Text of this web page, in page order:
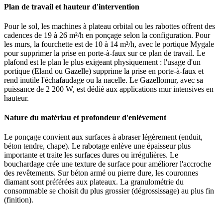
Plan de travail et hauteur d'intervention
Pour le sol, les machines à plateau orbital ou les rabottes offrent des
cadences de 19 à 26 m²/h en ponçage selon la configuration. Pour
les murs, la fourchette est de 10 à 14 m²/h, avec le portique Mygale
pour supprimer la prise en porte-à-faux sur ce plan de travail. Le
plafond est le plan le plus exigeant physiquement : l'usage d'un
portique (Eland ou Gazelle) supprime la prise en porte-à-faux et
rend inutile l'échafaudage ou la nacelle. Le Gazellomur, avec sa
puissance de 2 200 W, est dédié aux applications mur intensives en
hauteur.
Nature du matériau et profondeur d'enlèvement
Le ponçage convient aux surfaces à abraser légèrement (enduit,
béton tendre, chape). Le rabotage enlève une épaisseur plus
importante et traite les surfaces dures ou irrégulières. Le
bouchardage crée une texture de surface pour améliorer l'accroche
des revêtements. Sur béton armé ou pierre dure, les couronnes
diamant sont préférées aux plateaux. La granulométrie du
consommable se choisit du plus grossier (dégrossissage) au plus fin
(finition).